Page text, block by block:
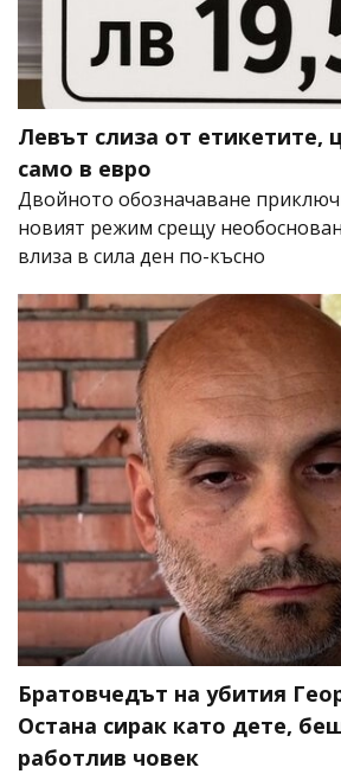
Левът слиза от етикетите,
само в евро
Двойното обозначаване
новият режим срещу
влиза в сила ден по-късно
Братовчедът на убития
Остана сирак като дете,
работлив човек